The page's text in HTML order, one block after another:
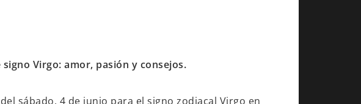
Virgo: amor, pasión y consejos.
sábado, 4 de junio para el signo zodiacal Virgo en